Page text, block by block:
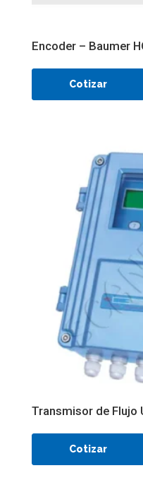
Encoder – Baumer
Cotizar
Transmisor de Flujo
Cotizar